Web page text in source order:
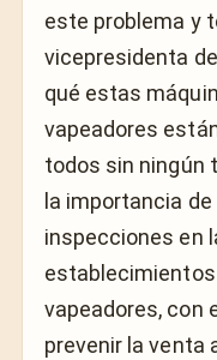
este problema y
vicepresidenta
qué estas
vapeadores
todos sin ningún
la importancia
inspecciones en
vapeadores, con
prevenir la venta